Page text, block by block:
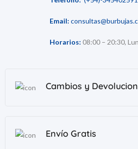
Email:
Horarios: 08:00 – 20:30,
Cambios y
Envío Gratis